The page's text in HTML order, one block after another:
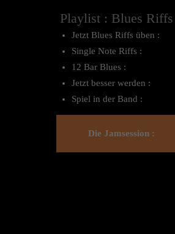
Playlist : Blues Riffs
Jetzt Blues Riffs üben :
Single Note Riffs :
12 Bar Blues :
Jetzt besser werden :
Spiel in der Band :
Die Jamsession :